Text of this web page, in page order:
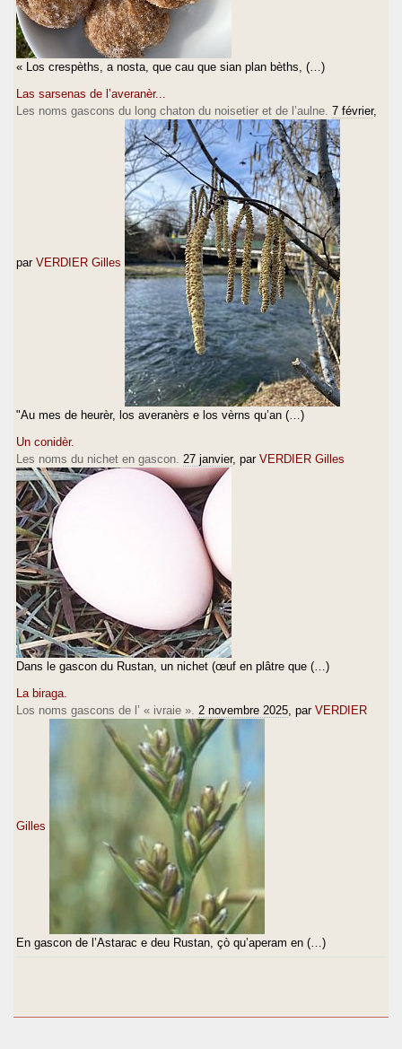
« Los crespèths, a nosta, que cau que sian plan bèths, (…)
Las sarsenas de l’averanèr...
Les noms gascons du long chaton du noisetier et de l’aulne. 7 février,
par VERDIER Gilles
"Au mes de heurèr, los averanèrs e los vèrns qu’an (…)
Un conidèr.
Les noms du nichet en gascon. 27 janvier, par VERDIER Gilles
Dans le gascon du Rustan, un nichet (œuf en plâtre que (…)
La biraga.
Los noms gascons de l’ « ivraie ». 2 novembre 2025 , par VERDIER
Gilles
En gascon de l’Astarac e deu Rustan, çò qu’aperam en (…)